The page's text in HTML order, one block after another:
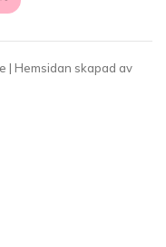
| Hemsidan skapad av